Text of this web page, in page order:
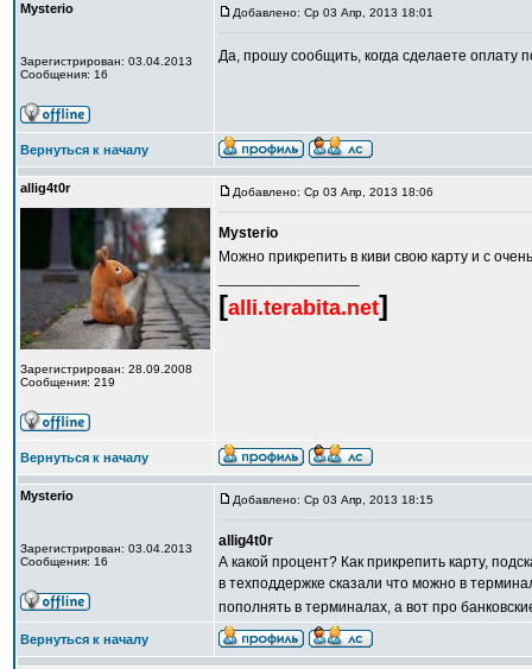
Mysterio
Зарегистрирован: 03.04.2013
Сообщения: 16
Добавлено: Ср 03 Апр, 2013 18:01
Да, прошу сообщить, когда сделаете оплату
Вернуться к началу
allig4t0r
Зарегистрирован: 28.09.2008
Сообщения: 219
Добавлено: Ср 03 Апр, 2013 18:06
Mysterio
Можно прикрепить в киви свою карту и с
[alli.terabita.net]
Вернуться к началу
Mysterio
Зарегистрирован: 03.04.2013
Сообщения: 16
Добавлено: Ср 03 Апр, 2013 18:15
allig4t0r
А какой процент? Как прикрепить карту,
в техподдержке сказали что можно в
пополнять в терминалах, а вот про
Вернуться к началу